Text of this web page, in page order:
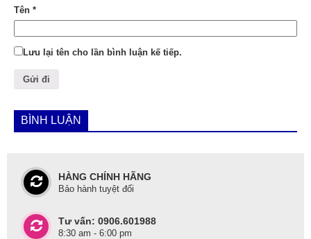
Tên *
Lưu lại tên cho lần bình luận kế tiếp.
BÌNH LUẬN
HÀNG CHÍNH HÃNG
Bảo hành tuyệt đối
Tư vấn: 0906.601988
8:30 am - 6:00 pm